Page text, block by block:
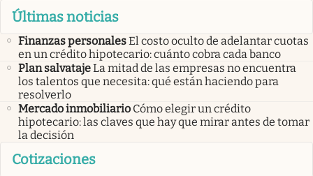
Últimas noticias
Finanzas personalesEl costo oculto de adelantar cuotas
en un crédito hipotecario: cuánto cobra cada banco
Plan salvatajeLa mitad de las empresas no encuentra
los talentos que necesita: qué están haciendo para
resolverlo
Mercado inmobiliario Cómo elegir un crédito
hipotecario: las claves que hay que mirar antes de tomar
la decisión
Cotizaciones